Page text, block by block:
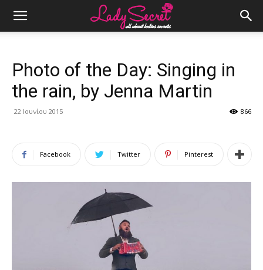
Photo of the Day: Singing in
the rain, by Jenna Martin
22 Ιουνίου 2015 866
Facebook Twitter Pinterest